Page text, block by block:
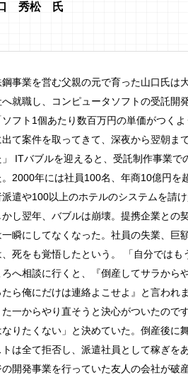
秀松 氏
鋼事業を営む父親の元で育った山口氏は
へ就職し、コンピュータソフトの受託開
ソフト1個あたり数百万円の単価がつく
出て案件を取ってきて、深夜から翌朝ま
」 ITバブルを迎えると、受託制作事業で
。2000年には社員100名、年商10億円を
派遣や100以上のホテルのシステムを請け
かし翌年、バブルは崩壊。提携企業との
一瞬にしてなくなった。社員の失業、巨
、死をも覚悟したという。 「自分ではも
ろへ相談に行くと、『倒産してサラから
たら俺にだけは連絡よこせよ』と言われ
た一からやり直そうと決心がついたので
なりたくない」と決めていた。倒産後に
トは全て拒否し、派遣社員として稼ぎを
の開発事業を行っていた友人の会社が破